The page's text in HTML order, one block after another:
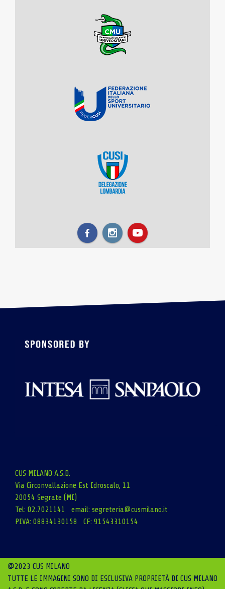
CUS MILANO A.S.D.
Via Circonvallazione Est Idroscalo, 11
20054 Segrate (MI)
Tel: 02.7021141 email: segreteria@cusmilano.it
PIVA: 08834130158 CF: 91543310154
@2023 CUS MILANO
TUTTE LE IMMAGINI SONO DI ESCLUSIVA PROPRIETÀ DI CUS MILANO